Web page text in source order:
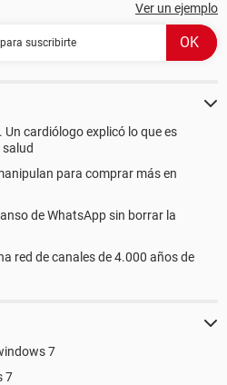
Ver un ejemplo
cardiólogo explicó lo que es
para comprar más en
de WhatsApp sin borrar la
red de canales de 4.000 años de
7
7